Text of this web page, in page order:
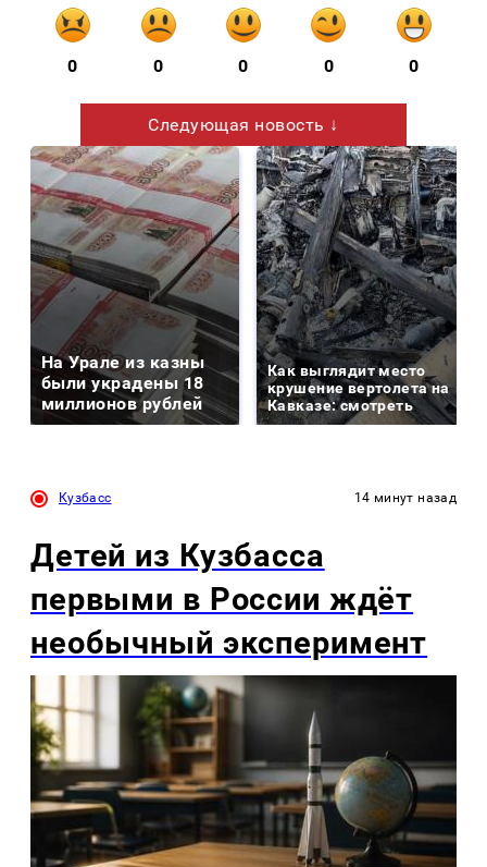
0 0 0 0 0
Следующая новость ↓
На Урале из казны
были украдены 18
миллионов рублей
Как выглядит место
крушение вертолета на
Кавказе: смотреть
Кузбасс 14 минут назад
Детей из Кузбасса
первыми в России ждёт
необычный эксперимент